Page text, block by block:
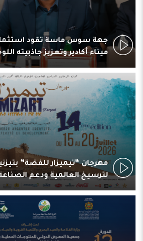
جهة سوس ماسة تقود
ميناء أكادير وتعزيز جاذبيته
مهرجان “تيميزار للفضة”
لترسيخ العالمية ودعم الصناعة